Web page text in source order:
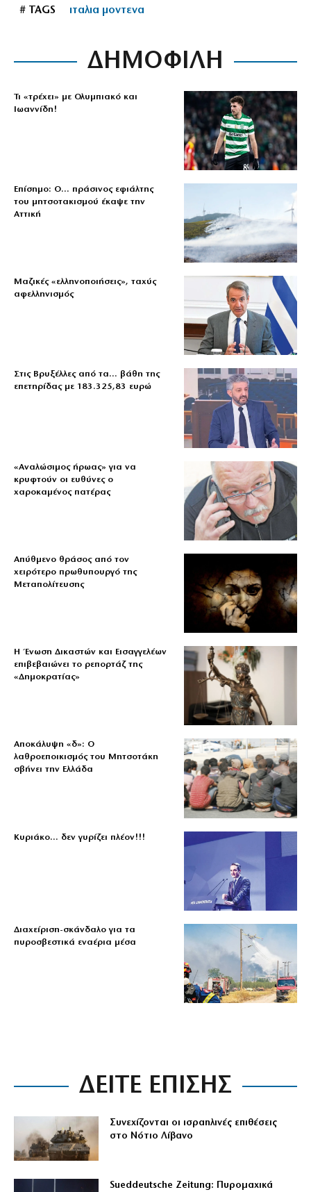
# TAGS ιταλια μοντενα
ΔΗΜΟΦΙΛΗ
Τι «τρέχει» με Ολυμπιακό και
Ιωαννίδη!
Επίσημο: Ο… πράσινος εφιάλτης
του μητσοτακισμού έκαψε την
Αττική
Μαζικές «ελληνοποιήσεις», ταχύς
αφελληνισμός
Στις Βρυξέλλες από τα… βάθη της
επετηρίδας με 183.325,83 ευρώ
«Aναλώσιμος ήρωας» για να
κρυφτούν οι ευθύνες ο
χαροκαμένος πατέρας
Απύθμενο θράσος από τον
χειρότερο πρωθυπουργό της
Μεταπολίτευσης
Η Ένωση Δικαστών και Εισαγγελέων
επιβεβαιώνει το ρεπορτάζ της
«Δημοκρατίας»
Αποκάλυψη «δ»: Ο
λαθροεποικισμός του Μητσοτάκη
σβήνει την Ελλάδα
Κυριάκο… δεν γυρίζει πλέον!!!
Διαχείριση-σκάνδαλο για τα
πυροσβεστικά εναέρια μέσα
ΔΕΙΤΕ ΕΠΙΣΗΣ
Συνεχίζονται οι ισραηλινές επιθέσεις
στο Νότιο Λίβανο
Sueddeutsche Zeitung: Πυρομαχικά